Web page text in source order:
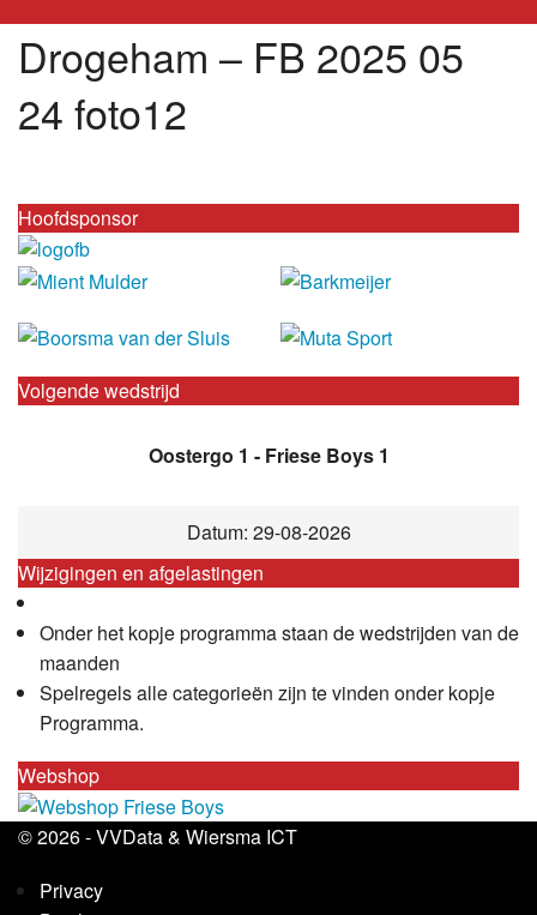
Drogeham – FB 2025 05
24 foto12
Hoofdsponsor
Volgende wedstrijd
Oostergo 1 - Friese Boys 1
Datum: 29-08-2026
Wijzigingen en afgelastingen
Onder het kopje programma staan de wedstrijden van de
maanden
Spelregels alle categorieën zijn te vinden onder kopje
Programma.
Webshop
© 2026 -VVData& Wiersma ICT
Privacy